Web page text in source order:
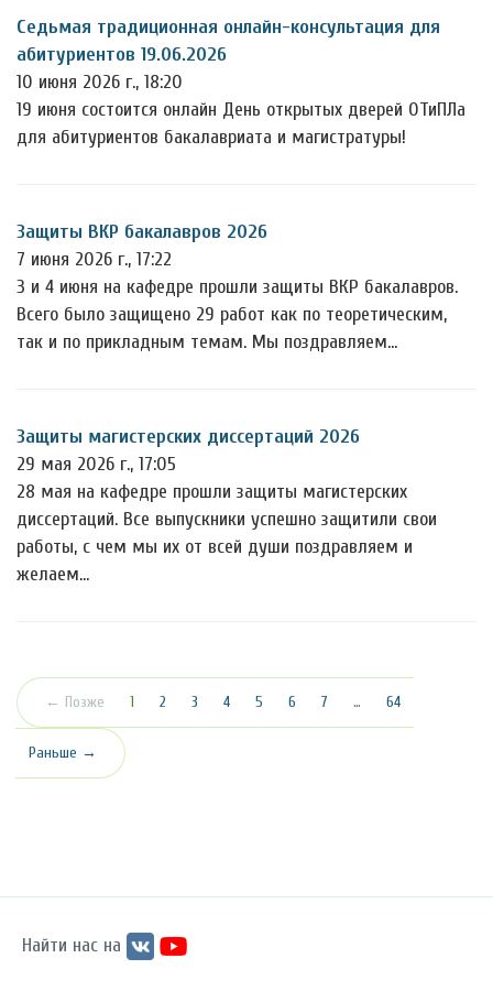
Седьмая традиционная онлайн-консультация для
абитуриентов 19.06.2026
10 июня 2026 г., 18:20
19 июня состоится онлайн День открытых дверей ОТиПЛа
для абитуриентов бакалавриата и магистратуры!
Защиты ВКР бакалавров 2026
7 июня 2026 г., 17:22
3 и 4 июня на кафедре прошли защиты ВКР бакалавров.
Всего было защищено 29 работ как по теоретическим,
так и по прикладным темам. Мы поздравляем…
Защиты магистерских диссертаций 2026
29 мая 2026 г., 17:05
28 мая на кафедре прошли защиты магистерских
диссертаций. Все выпускники успешно защитили свои
работы, с чем мы их от всей души поздравляем и
желаем…
← Позже 1 (текущая)
2 3 4 5 6 7 … 64
Раньше →
Найти нас на